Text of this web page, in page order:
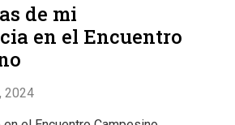
de mi
en el Encuentro
2024